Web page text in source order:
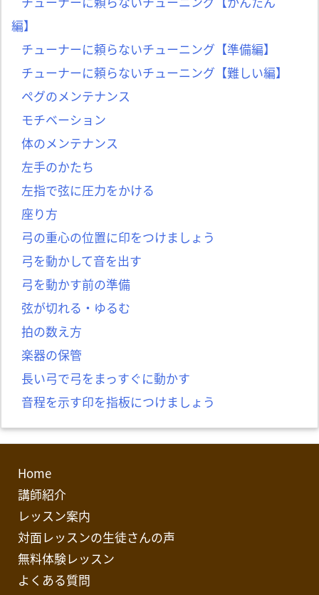
編】
チューナーに頼らないチューニング【準備編】
チューナーに頼らないチューニング【難しい編】
ペグのメンテナンス
モチベーション
体のメンテナンス
左手のかたち
左指で弦に圧力をかける
座り方
弓の重心の位置に印をつけましょう
弓を動かして音を出す
弓を動かす前の準備
弦が切れる・ゆるむ
拍の数え方
楽器の保管
長い弓で弓をまっすぐに動かす
音程を示す印を指板につけましょう
Home
講師紹介
レッスン案内
対面レッスンの生徒さんの声
無料体験レッスン
よくある質問